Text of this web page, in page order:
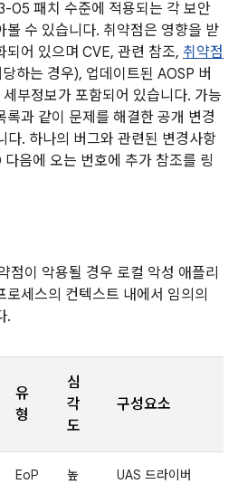
05 패치 수준에 적용되는 각 보안
볼 수 있습니다. 취약점은 영향을 받
어 있으며 CVE, 관련 참조, 취약점
하는 경우), 업데이트된 AOSP 버
부정보가 포함되어 있습니다. 가능
록과 같이 문제를 해결한 공개 변경
다. 하나의 버그와 관련된 변경사항
음에 오는 번호에 추가 참조를 링
점이 악용될 경우 로컬 악성 애플리
세스의 컨텍스트 내에서 임의의
.
유
형
심
각
도
구성요소
EoP
높
UAS 드라이버